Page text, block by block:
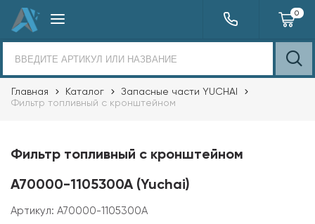
0
Главная Каталог
Запасные части YUCHAI
Фильтр топливный с кронштейном
Фильтр топливный с кронштейном
A70000-1105300A (Yuchai)
Артикул: A70000-1105300A